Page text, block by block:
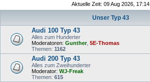
Aktuelle Zeit: 09 Aug 2026, 17:14
Unser Typ 43
Audi 100 Typ 43
Alles zum Hunderter
Moderatoren: Gunther, 5E-Thomas
Themen: 1162
Audi 200 Typ 43
Alles zum Zweihunderter
Moderator: WJ-Freak
Themen: 615